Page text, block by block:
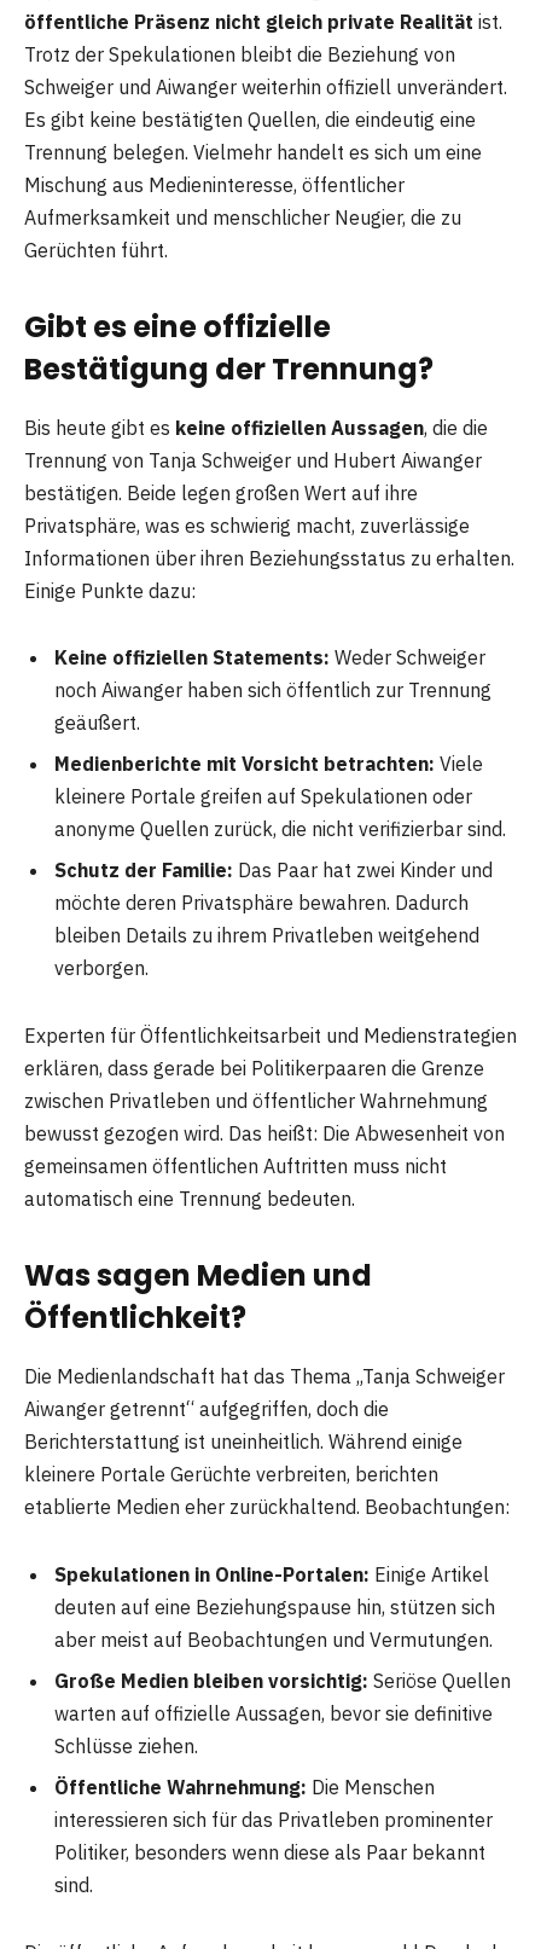
öffentliche Präsenz nicht gleich private Realität ist.
Trotz der Spekulationen bleibt die Beziehung von
Schweiger und Aiwanger weiterhin offiziell unverändert.
Es gibt keine bestätigten Quellen, die eindeutig eine
Trennung belegen. Vielmehr handelt es sich um eine
Mischung aus Medieninteresse, öffentlicher
Aufmerksamkeit und menschlicher Neugier, die zu
Gerüchten führt.
Gibt es eine offizielle
Bestätigung der Trennung?
Bis heute gibt es keine offiziellen Aussagen, die die
Trennung von Tanja Schweiger und Hubert Aiwanger
bestätigen. Beide legen großen Wert auf ihre
Privatsphäre, was es schwierig macht, zuverlässige
Informationen über ihren Beziehungsstatus zu erhalten.
Einige Punkte dazu:
Keine offiziellen Statements: Weder Schweiger
noch Aiwanger haben sich öffentlich zur Trennung
geäußert.
Medienberichte mit Vorsicht betrachten: Viele
kleinere Portale greifen auf Spekulationen oder
anonyme Quellen zurück, die nicht verifizierbar sind.
Schutz der Familie: Das Paar hat zwei Kinder und
möchte deren Privatsphäre bewahren. Dadurch
bleiben Details zu ihrem Privatleben weitgehend
verborgen.
Experten für Öffentlichkeitsarbeit und Medienstrategien
erklären, dass gerade bei Politikerpaaren die Grenze
zwischen Privatleben und öffentlicher Wahrnehmung
bewusst gezogen wird. Das heißt: Die Abwesenheit von
gemeinsamen öffentlichen Auftritten muss nicht
automatisch eine Trennung bedeuten.
Was sagen Medien und
Öffentlichkeit?
Die Medienlandschaft hat das Thema „Tanja Schweiger
Aiwanger getrennt“ aufgegriffen, doch die
Berichterstattung ist uneinheitlich. Während einige
kleinere Portale Gerüchte verbreiten, berichten
etablierte Medien eher zurückhaltend. Beobachtungen:
Spekulationen in Online-Portalen: Einige Artikel
deuten auf eine Beziehungspause hin, stützen sich
aber meist auf Beobachtungen und Vermutungen.
Große Medien bleiben vorsichtig: Seriöse Quellen
warten auf offizielle Aussagen, bevor sie definitive
Schlüsse ziehen.
Öffentliche Wahrnehmung: Die Menschen
interessieren sich für das Privatleben prominenter
Politiker, besonders wenn diese als Paar bekannt
sind.